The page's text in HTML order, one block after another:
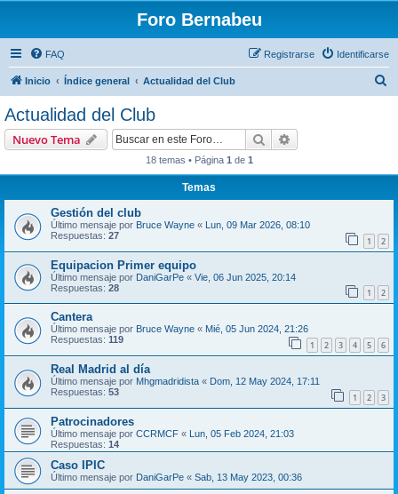
Foro Bernabeu
FAQ Identificarse
Registrarse
Inicio Índice general Actualidad del Club
Actualidad del Club
Nuevo Tema Buscar
18 temas • Página 1 de 1
Temas
Gestión del club
Último mensaje por Bruce Wayne « Lun, 09 Mar 2026, 08:10
Respuestas: 27 1 2
Equipacion Primer equipo
Último mensaje por DaniGarPe « Vie, 06 Jun 2025, 20:14
Respuestas: 28 1 2
Cantera
Último mensaje por Bruce Wayne « Mié, 05 Jun 2024, 21:26
Respuestas: 119 1 2 3 4 5 6
Real Madrid al día
Último mensaje por Mhgmadridista « Dom, 12 May 2024, 17:11
Respuestas: 53 1 2 3
Patrocinadores
Último mensaje por CCRMCF « Lun, 05 Feb 2024, 21:03
Respuestas: 14
Caso IPIC
Último mensaje por DaniGarPe « Sab, 13 May 2023, 00:36